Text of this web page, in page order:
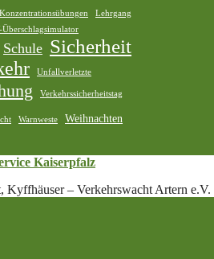
Konzentrationsübungen
Lehrgang
Überschlagsimulator
Schule Sicherheit
Unfallverletzte
Verkehrssicherheitstag
Warnweste Weihnachten
Kaiserpfalz
Kyffhäuser – Verkehrswacht Artern e.V.